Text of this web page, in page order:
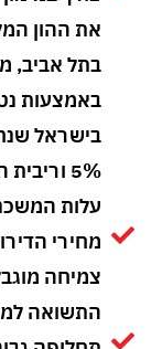
את ההון
בתל אביב,
באמצעות
בישראל
עלות
מחירי
צמיחה
התשואה